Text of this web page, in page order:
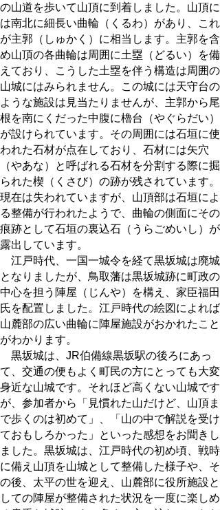
の山道を歩いて山頂に到着しました。山頂に
は南北に細長い曲輪（くるわ）があり、これ
が主郭（しゅかく）に相当します。主郭を含
め山頂の各曲輪は周囲に土塁（どるい）を備
えており、こうした土塁を伴う構造は周囲の
山城にはみられません。この城には天守台の
ような施設は見当たりませんが、主郭から尾
根を南にくだった中腹に櫓台（やぐらだい）
が設けられています。その周囲には石垣に使
われた石材が点在しており、石材には矢穴
（やあな）と呼ばれる石材を分割する際に掘
られた楔（くさび）の跡が残されています。
現在は失われていますが、山頂部は石垣によ
る整備が行われたようで、曲輪の側面にその
痕跡として石垣の裏込石（うらごめいし）が
露出しています。
江戸時代、一国一城令を経て黒坂城は廃城
となりましたが、鳥取藩は黒坂城跡に町政の
中心を担う陣屋（じんや）を構え、家臣福田
氏を配置しました。江戸時代の絵図によれば
山麓部の広い曲輪に陣屋施設がおかれたこと
がわかります。
黒坂城は、JR伯備線黒坂駅の後ろにあっ
て、交通の便もよく町民の方にとっても大変
身近な山城です。それほど高くない山城です
が、参加者から「見慣れた山だけど、山頂ま
で歩くのは初めて」、「山の中で解説を受け
ておもしろかった」といった感想をお聞きし
ました。黒坂城は、江戸時代の初め頃、戦時
に備え山頂を山城として整備した様子や、そ
の後、太平の世を迎え、山麓部に役所施設と
しての陣屋が整備された状況を一度に楽しめ